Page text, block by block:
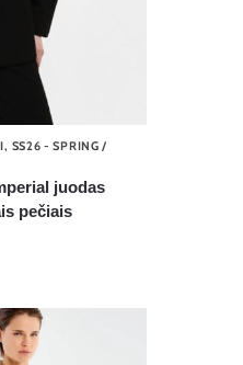
, SS26 - SPRING /
juodas
pečiais